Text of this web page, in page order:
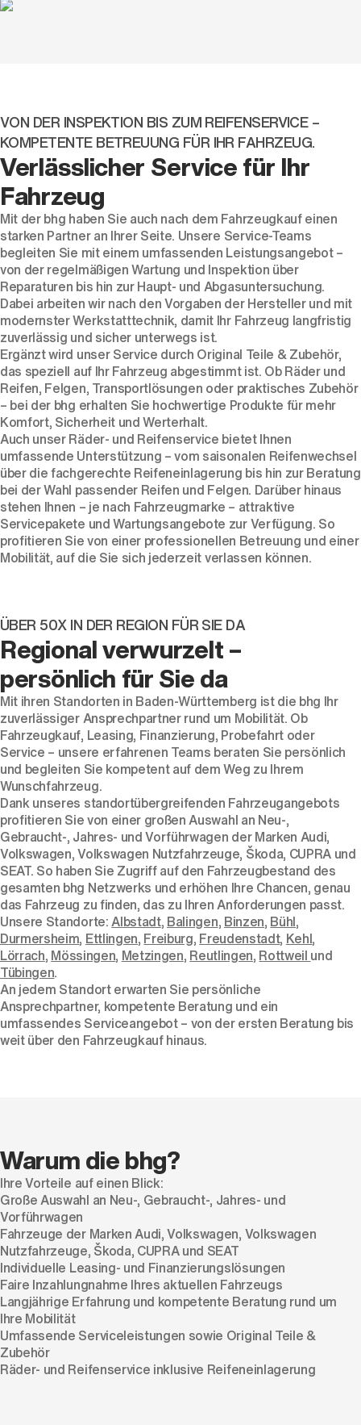
VON DER INSPEKTION BIS ZUM REIFENSERVICE –
KOMPETENTE BETREUUNG FÜR IHR FAHRZEUG.
Verlässlicher Service für Ihr
Fahrzeug
Mit der bhg haben Sie auch nach dem Fahrzeugkauf einen
starken Partner an Ihrer Seite. Unsere Service-Teams
begleiten Sie mit einem umfassenden Leistungsangebot –
von der regelmäßigen Wartung und Inspektion über
Reparaturen bis hin zur Haupt- und Abgasuntersuchung.
Dabei arbeiten wir nach den Vorgaben der Hersteller und mit
modernster Werkstatttechnik, damit Ihr Fahrzeug langfristig
zuverlässig und sicher unterwegs ist.
Ergänzt wird unser Service durch Original Teile & Zubehör,
das speziell auf Ihr Fahrzeug abgestimmt ist. Ob Räder und
Reifen, Felgen, Transportlösungen oder praktisches Zubehör
– bei der bhg erhalten Sie hochwertige Produkte für mehr
Komfort, Sicherheit und Werterhalt.
Auch unser Räder- und Reifenservice bietet Ihnen
umfassende Unterstützung – vom saisonalen Reifenwechsel
über die fachgerechte Reifeneinlagerung bis hin zur Beratung
bei der Wahl passender Reifen und Felgen. Darüber hinaus
stehen Ihnen – je nach Fahrzeugmarke – attraktive
Servicepakete und Wartungsangebote zur Verfügung. So
profitieren Sie von einer professionellen Betreuung und einer
Mobilität, auf die Sie sich jederzeit verlassen können.
ÜBER 50X IN DER REGION FÜR SIE DA
Regional verwurzelt –
persönlich für Sie da
Mit ihren Standorten in Baden-Württemberg ist die bhg Ihr
zuverlässiger Ansprechpartner rund um Mobilität. Ob
Fahrzeugkauf, Leasing, Finanzierung, Probefahrt oder
Service – unsere erfahrenen Teams beraten Sie persönlich
und begleiten Sie kompetent auf dem Weg zu Ihrem
Wunschfahrzeug.
Dank unseres standortübergreifenden Fahrzeugangebots
profitieren Sie von einer großen Auswahl an Neu-,
Gebraucht-, Jahres- und Vorführwagen der Marken Audi,
Volkswagen, Volkswagen Nutzfahrzeuge, Škoda, CUPRA und
SEAT. So haben Sie Zugriff auf den Fahrzeugbestand des
gesamten bhg Netzwerks und erhöhen Ihre Chancen, genau
das Fahrzeug zu finden, das zu Ihren Anforderungen passt.
Unsere Standorte:Albstadt, Balingen, Binzen, Bühl,
Durmersheim, Ettlingen, Freiburg, Freudenstadt, Kehl,
Lörrach, Mössingen, Metzingen, Reutlingen, Rottweil und
Tübingen.
An jedem Standort erwarten Sie persönliche
Ansprechpartner, kompetente Beratung und ein
umfassendes Serviceangebot – von der ersten Beratung bis
weit über den Fahrzeugkauf hinaus.
Warum die bhg?
Ihre Vorteile auf einen Blick:
Große Auswahl an Neu-, Gebraucht-, Jahres- und
Vorführwagen
Fahrzeuge der Marken Audi, Volkswagen, Volkswagen
Nutzfahrzeuge, Škoda, CUPRA und SEAT
Individuelle Leasing- und Finanzierungslösungen
Faire Inzahlungnahme Ihres aktuellen Fahrzeugs
Langjährige Erfahrung und kompetente Beratung rund um
Ihre Mobilität
Umfassende Serviceleistungen sowie Original Teile &
Zubehör
Räder- und Reifenservice inklusive Reifeneinlagerung